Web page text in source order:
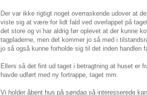
Der var ikke rigtigt noget overraskende udover at
viste sig at være for lidt fald ved overlappet på
det store og vi har aldrig før oplevet at der kunne
tagpladerne, men det kommer jo så med i
jo så også kunne forholde sig til det inden handlen
Ellers så det fint ud taget i betragtning at huset er
havde udført med ny fortrappe, taget mm.
Vi holder åbent hus på søndag så interesserede